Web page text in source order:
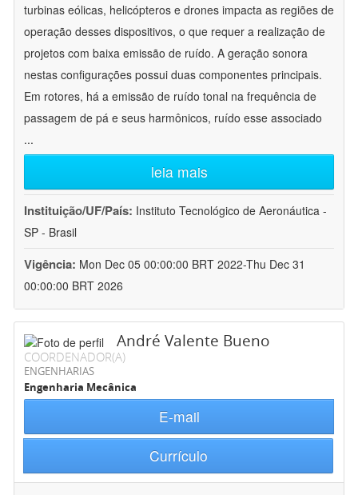
turbinas eólicas, helicópteros e drones impacta as regiões de
operação desses dispositivos, o que requer a realização de
projetos com baixa emissão de ruído. A geração sonora
nestas configurações possui duas componentes principais.
Em rotores, há a emissão de ruído tonal na frequência de
passagem de pá e seus harmônicos, ruído esse associado
...
leia mais
Instituição/UF/País: Instituto Tecnológico de Aeronáutica -
SP - Brasil
Vigência: Mon Dec 05 00:00:00 BRT 2022-Thu Dec 31
00:00:00 BRT 2026
André Valente Bueno
COORDENADOR(A)
ENGENHARIAS
Engenharia Mecânica
E-mail
Currículo